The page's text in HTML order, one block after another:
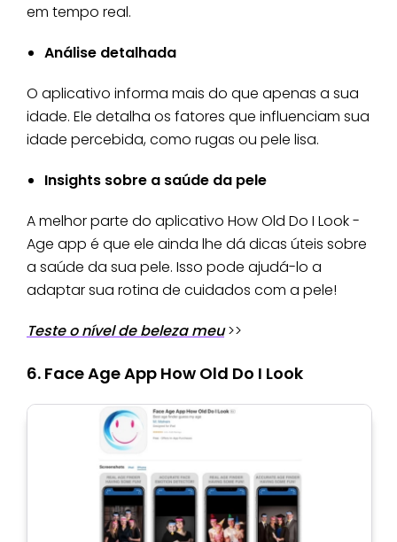
em tempo real.
Análise detalhada
O aplicativo informa mais do que apenas a sua
idade. Ele detalha os fatores que influenciam sua
idade percebida, como rugas ou pele lisa.
Insights sobre a saúde da pele
A melhor parte do aplicativo How Old Do I Look -
Age app é que ele ainda lhe dá dicas úteis sobre
a saúde da sua pele. Isso pode ajudá-lo a
adaptar sua rotina de cuidados com a pele!
Teste o nível de beleza meu>>
6. Face Age App How Old Do I Look